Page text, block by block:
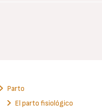
Parto
El parto fisiológico